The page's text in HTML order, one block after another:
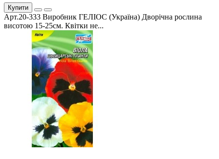
Купити
Арт.20-333 Виробник ГЕЛІОС (Україна) Дворічна рослина
висотою 15-25см. Квітки не...